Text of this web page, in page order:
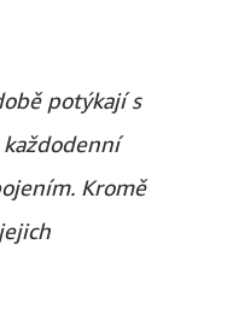
potýkají s
Kromě